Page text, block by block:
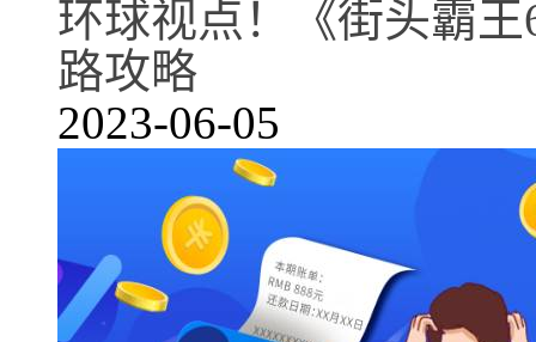
环球视点！《街头霸
路攻略
2023-06-05